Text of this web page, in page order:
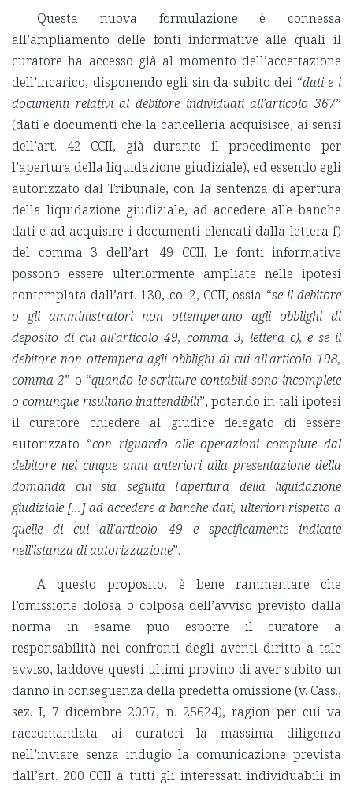
Questa nuova formulazione è connessa
all’ampliamento delle fonti informative alle quali il
curatore ha accesso già al momento dell’accettazione
dell’incarico, disponendo egli sin da subito dei “dati e i
documenti relativi al debitore individuati all'articolo 367”
(dati e documenti che la cancelleria acquisisce, ai sensi
dell’art. 42 CCII, già durante il procedimento per
l’apertura della liquidazione giudiziale), ed essendo egli
autorizzato dal Tribunale, con la sentenza di apertura
della liquidazione giudiziale, ad accedere alle banche
dati e ad acquisire i documenti elencati dalla lettera f)
del comma 3 dell’art. 49 CCII. Le fonti informative
possono essere ulteriormente ampliate nelle ipotesi
contemplata dall’art. 130, co. 2, CCII, ossia “se il debitore
o gli amministratori non ottemperano agli obblighi di
deposito di cui all'articolo 49, comma 3, lettera c), e se il
debitore non ottempera agli obblighi di cui all'articolo 198,
comma 2” o “quando le scritture contabili sono incomplete
o comunque risultano inattendibili”, potendo in tali ipotesi
il curatore chiedere al giudice delegato di essere
autorizzato “con riguardo alle operazioni compiute dal
debitore nei cinque anni anteriori alla presentazione della
domanda cui sia seguita l'apertura della liquidazione
giudiziale [...] ad accedere a banche dati, ulteriori rispetto a
quelle di cui all'articolo 49 e specificamente indicate
nell'istanza di autorizzazione”.
A questo proposito, è bene rammentare che
l’omissione dolosa o colposa dell’avviso previsto dalla
norma in esame può esporre il curatore a
responsabilità nei confronti degli aventi diritto a tale
avviso, laddove questi ultimi provino di aver subito un
danno in conseguenza della predetta omissione (v. Cass.,
sez. I, 7 dicembre 2007, n. 25624), ragion per cui va
raccomandata ai curatori la massima diligenza
nell’inviare senza indugio la comunicazione prevista
dall’art. 200 CCII a tutti gli interessati individuabili in